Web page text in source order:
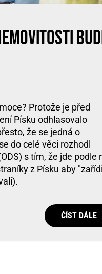
Protože je před
Písku odhlasovalo
že se jedná o
do celé věci rozhodl
s tím, že jde podle
z Písku aby
ČÍST DÁLE